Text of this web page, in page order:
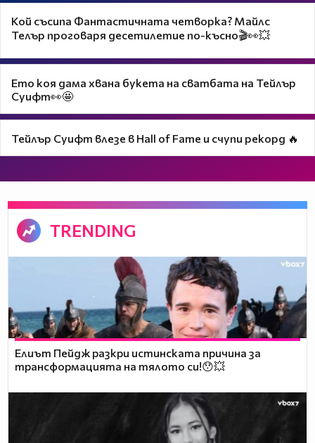
Кой съсипа Фантастичната четворка? Майлс
Телър проговаря десетилетие по-късно🎬👀💥
Ето коя дама хвана букета на сватбата на Тейлър
Суифт👀🤩
Тейлър Суифт влезе в Hall of Fame и счупи рекорд 🔥
TRENDING
Елиът Пейдж разкри истинската причина за
трансформацията на тялото си!😯💥